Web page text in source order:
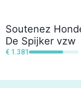
Soutenez
De Spijker vzw
€ 1.381